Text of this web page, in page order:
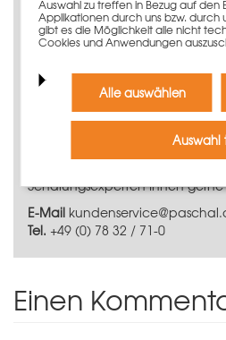
Passgenaue
Schalungselemente
Hohe Wirtschaftlichkeit
Passend für NeoR-
Sie benötigen
Informationen?
Schalungsexperten Ihnen
E-Mail
Tel. +49 (0) 78 32 / 71-0
Einen
Auswahl zu treffen in Bezug auf den
Applikationen durch uns bzw. durch
gibt es die Möglichkeit alle nicht
Cookies und Anwendungen
Alle auswählen
Auswahl